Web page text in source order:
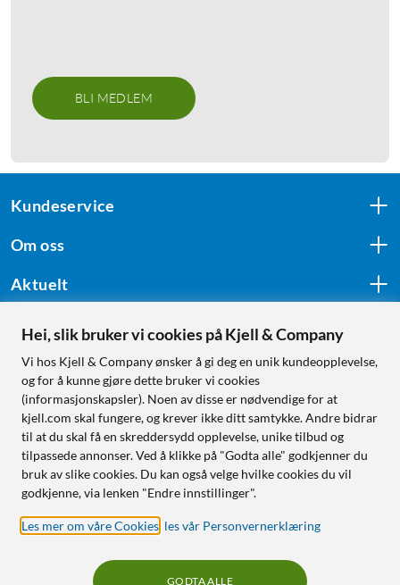
BLI MEDLEM
Kundeservice
Om oss
Aktuelt
Følg oss
Handle fra:
Sverige
Norge
Hei, slik bruker vi cookies på Kjell & Company
Vi hos Kjell & Company ønsker å gi deg en unik kundeopplevelse,
og for å kunne gjøre dette bruker vi cookies
(informasjonskapsler). Noen av disse er nødvendige for at
kjell.com skal fungere, og krever ikke ditt samtykke. Andre bidrar
til at du skal få en skreddersydd opplevelse, unike tilbud og
tilpassede annonser. Ved å klikke på "Godta alle" godkjenner du
bruk av slike cookies. Du kan også velge hvilke cookies du vil
godkjenne, via lenken "Endre innstillinger".
Les mer om våre Cookies les vår Personvernerklæring
GODTA ALLE